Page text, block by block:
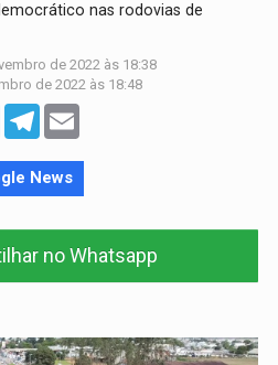
nas rodovias de
de 2022 às 18:38
de 2022 às 18:48
TwitterTelegram
News
no Whatsapp